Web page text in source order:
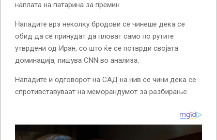
наплата на патарина за премин.
Нападите врз неколку бродови се чинеше дека се
обид да се принудат да пловат само по рутите
утврдени од Иран, со што ќе се потврди својата
доминација, пишува CNN во анализа.
Нападите и одговорот на САД на нив се чини дека се
спротивставуваат на меморандумот за разбирање.